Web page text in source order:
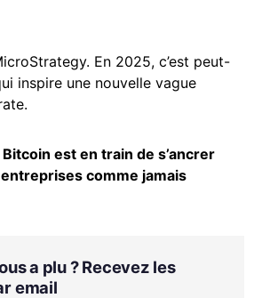
En 2025, c’est peut-
inspire une nouvelle vague
Bitcoin est en train de s’ancrer
comme jamais
a plu ? Recevez les
email